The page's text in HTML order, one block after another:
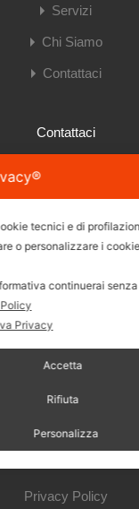
Servizi
Chi Siamo
Contattaci
Contattaci
e Filippo 26R,
Seguici sui Social
Privacy Policy
tecnici e di
o personalizzare i
continuerai
Privacy
Accetta
Rifiuta
Personalizza